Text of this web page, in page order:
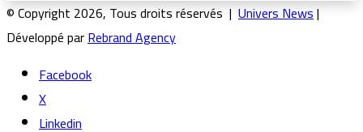
© Copyright 2026, Tous droits réservés |Univers News|
Développé parRebrand Agency
Facebook
X
Linkedin